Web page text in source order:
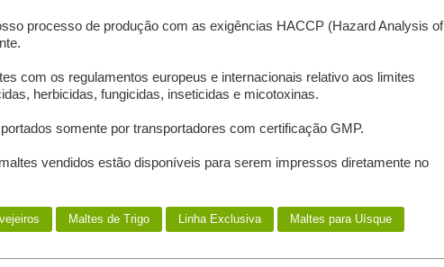
processo de produção com as exigências HACCP (Hazard Analysis of
com os regulamentos europeus e internacionais relativo aos limites
herbicidas, fungicidas, inseticidas e micotoxinas.
somente por transportadores com certificação GMP.
vendidos estão disponíveis para serem impressos diretamente no
Maltes de Trigo Linha Exclusiva Maltes para Uísque